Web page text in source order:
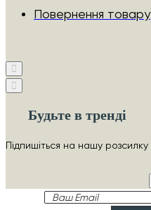
Повернення товару
Будьте в тренді
Підпишіться на нашу розсилку
Ваш